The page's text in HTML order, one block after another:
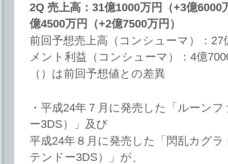
2Q 売上高：31億1000万円（+3億
億4500万円（+2億7500万円）
前回予想売上高（コンシューマ）：
メント利益（コンシューマ）：4億
（）は前回予想値との差異
・平成24年７月に発売した「ルーン
ー3DS）」及び
平成24年８月に発売した「閃乱カグ
テンドー3DS）」が、